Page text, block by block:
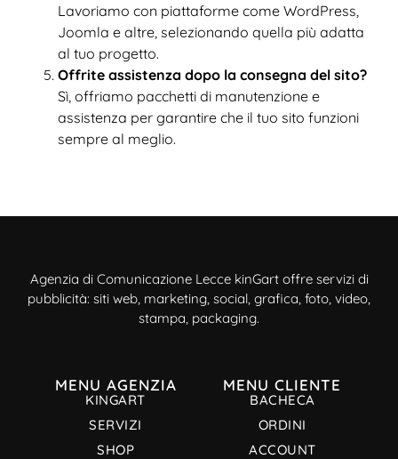
Lavoriamo con piattaforme come WordPress,
Joomla e altre, selezionando quella più adatta
al tuo progetto.
Offrite assistenza dopo la consegna del sito?
Sì, offriamo pacchetti di manutenzione e
assistenza per garantire che il tuo sito funzioni
sempre al meglio.
Agenzia di Comunicazione Lecce kinGart offre servizi di
pubblicità: siti web, marketing, social, grafica, foto, video,
stampa, packaging.
MENU AGENZIA
KINGART
SERVIZI
SHOP
MENU CLIENTE
BACHECA
ORDINI
ACCOUNT